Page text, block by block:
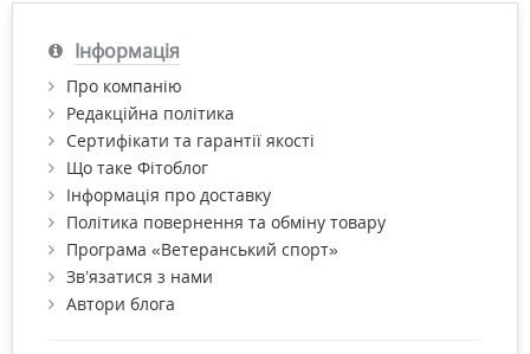
Інформація
Про компанію
Редакційна політика
Сертифікати та гарантії якості
Що таке Фітоблог
Інформація про доставку
Політика повернення та обміну товару
Програма «Ветеранський спорт»
Зв’язатися з нами
Автори блога